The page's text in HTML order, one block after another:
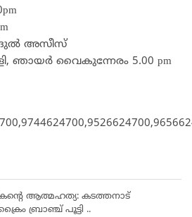
അസീസ്
ഞായർ വൈകുന്നേരം 5.00 pm
ആത്മഹത്യ: കടത്തനാട്
ബ്രാഞ്ച് പൂട്ടി ..